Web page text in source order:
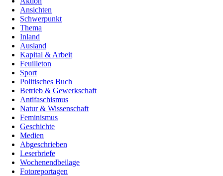
Ansichten
Schwerpunkt
Thema
Inland
Ausland
Kapital & Arbeit
Feuilleton
Sport
Politisches Buch
Betrieb & Gewerkschaft
Antifaschismus
Natur & Wissenschaft
Feminismus
Geschichte
Medien
Abgeschrieben
Leserbriefe
Wochenendbeilage
Fotoreportagen